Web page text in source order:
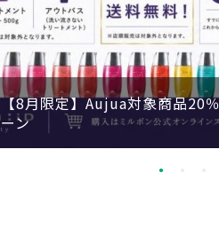
【8月限定】Aujua対象商品20
ーン